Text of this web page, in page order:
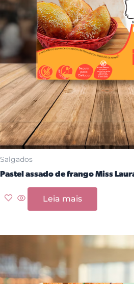
Salgados
Pastel assado de frango Miss
Leia mais